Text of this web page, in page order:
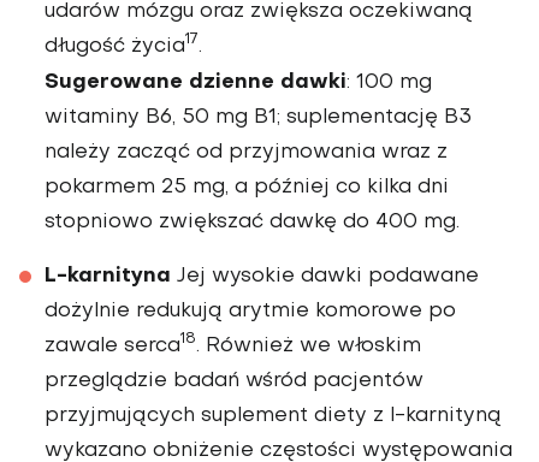
udarów mózgu oraz zwiększa oczekiwaną
długość życia17.
Sugerowane dzienne dawki: 100 mg
witaminy B6, 50 mg B1; suplementację B3
należy zacząć od przyjmowania wraz z
pokarmem 25 mg, a później co kilka dni
stopniowo zwiększać dawkę do 400 mg.
L-karnityna Jej wysokie dawki podawane
dożylnie redukują aryt­mie komorowe po
zawale serca18. Również we włoskim
przeglądzie badań wśród pacjentów
przyjmują­cych suplement diety z l-karnityną
wykazano obniżenie częstości wystę­powania